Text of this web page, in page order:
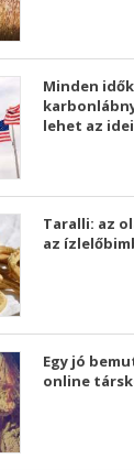
Minden
lehet az
Taralli: az
az
Egy jó
online